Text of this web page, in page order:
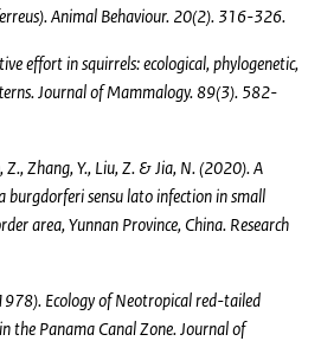
Animal Behaviour. 20(2). 316-326.
effort in squirrels: ecological, phylogenetic,
Journal of Mammalogy. 89(3). 582-
Z., Zhang, Y., Liu, Z. & Jia, N. (2020). A
burgdorferi sensu lato infection in small
area, Yunnan Province, China. Research
Ecology of Neotropical red-tailed
the Panama Canal Zone. Journal of